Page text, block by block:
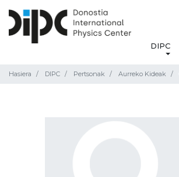
DIPC
Hasiera DIPC Pertsonak Aurreko Kideak